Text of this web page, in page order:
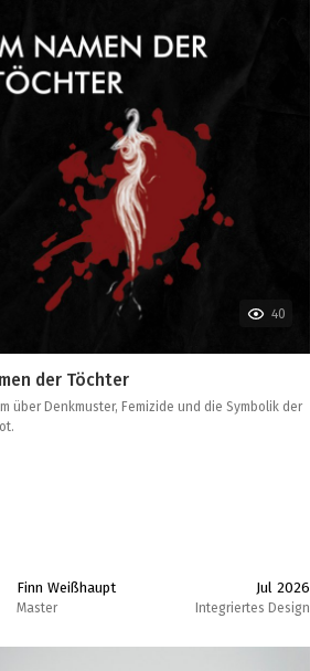
40
der Töchter
über Denkmuster, Femizide und die Symbolik der
Finn Weißhaupt
Master
Jul 2026
Integriertes Design